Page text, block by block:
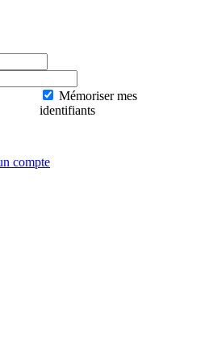
Mémoriser mes
identifiants
compte